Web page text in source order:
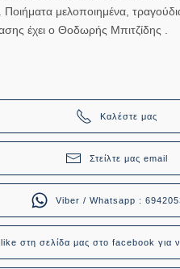
μελοποιημένα,
έχει ο Θοδωρής Μπιτζίδης .
Καλέστε μας
Στείλτε μας email
Viber / Whatsapp :
στη σελίδα μας στο facebook για